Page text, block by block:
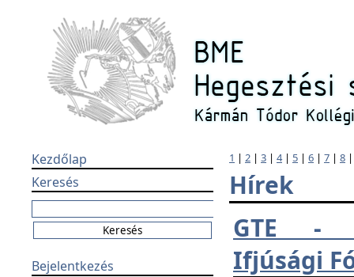
Kezdőlap
Keresés
Bejelentkezés
1 | 2 | 3 | 4| 5 | 6 | 7 | 8
Hírek
GTE -
Ifjúsági